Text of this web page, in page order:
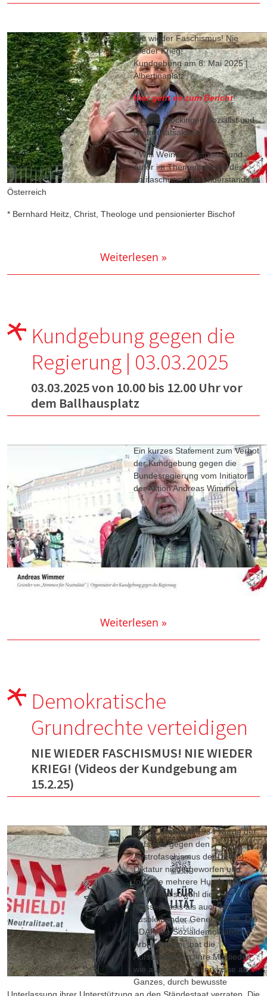
Nie wieder Faschismus! Nie
wieder Krieg!
Kundgebung am 8. Mai 2025 |
Albertinaplatz
Hier geht es zum Bericht!
* David Stockinger, Sozialist und
Neutralitätsaktivist
* Willi Weinert, Historiker und
Autor im Themenbereich des
antifaschistischen Widerstands in
Österreich
* Bernhard Heitz, Christ, Theologe und pensionierter Bischof
Weiterlesen »
Kundgebung gegen die
Regierung | 03.03.2025
03.03.2025 von 10.00 bis 12.00 Uhr vor
dem Ballhausplatz
Ein kurzes Statement zum Verbot
der Kundgebung gegen die
Bundesregierung vom Initiator
der Aktion Andreas Wimmer.
Weiterlesen »
Demokratische
Grundrechte verteidigen
NIE WIEDER FASCHISMUS! NIE WIEDER
KRIEG! (Videos der Kundgebung am
15.2.25)
Am12. Februar1934 wurde der
Aufstand gegen den
Austrofaschismus der Dollfuß-
Diktatur niedergeworfen und
forderte mehrere Hunderte Tote.
Es fehlten sowohl die
Massenbasis als auch ein
ausbleibender Generalstreik. Die
SDAP, die Sozialdemokratische
Arbeiterpartei, hat die
Aufständischen, ihre Mitglieder,
wie auch die Arbeiterklasse als
Ganzes, durch bewusste